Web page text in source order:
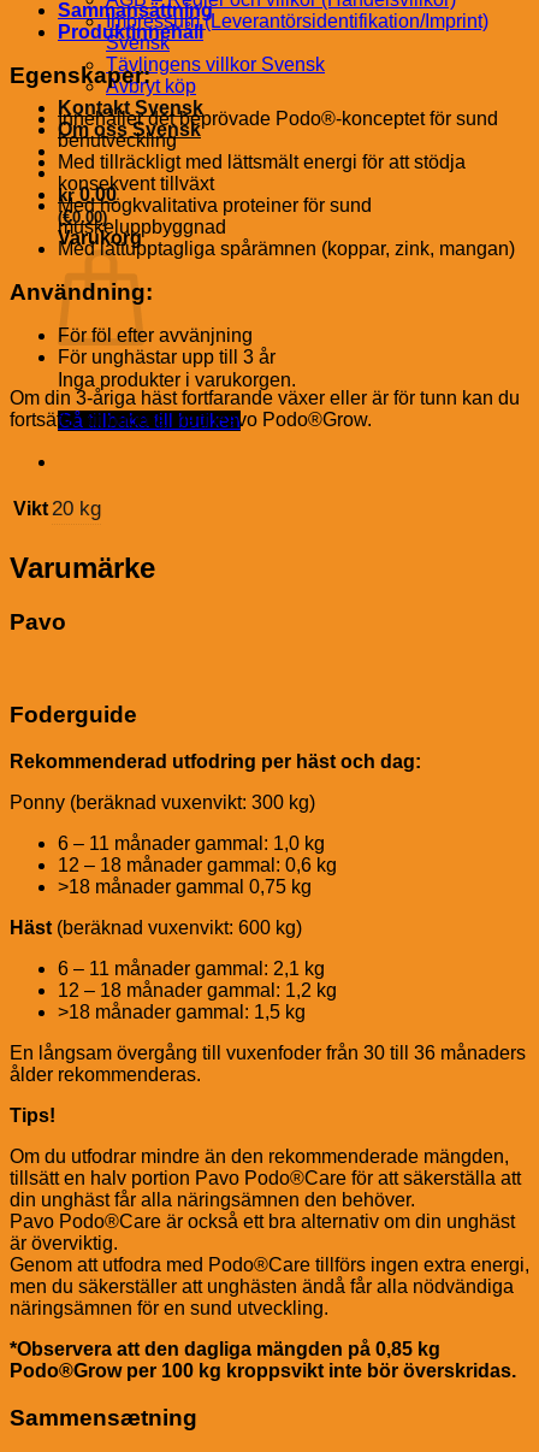
Impressum (Leverantörsidentifikation/Imprint)
Svensk
Tävlingens villkor Svensk
Avbryt köp
Kontakt Svensk
Om oss Svensk
kr0.00
(€0.00)
Varukorg
Inga produkter i varukorgen.
Gå tillbaka till butiken
Sammansättning
Produktinnehåll
Egenskaper:
Innehåller det beprövade Podo®-konceptet för sund
benutveckling
Med tillräckligt med lättsmält energi för att stödja
konsekvent tillväxt
Med högkvalitativa proteiner för sund
muskeluppbyggnad
Med lättupptagliga spårämnen (koppar, zink, mangan)
Användning:
För föl efter avvänjning
För unghästar upp till 3 år
Om din 3-åriga häst fortfarande växer eller är för tunn kan du
fortsätta att utfodra med Pavo Podo®Grow.
Vikt20 kg
Varumärke
Pavo
Foderguide
Rekommenderad utfodring per häst och dag:
Ponny (beräknad vuxenvikt: 300 kg)
6 – 11 månader gammal: 1,0 kg
12 – 18 månader gammal: 0,6 kg
>18 månader gammal 0,75 kg
Häst (beräknad vuxenvikt: 600 kg)
6 – 11 månader gammal: 2,1 kg
12 – 18 månader gammal: 1,2 kg
>18 månader gammal: 1,5 kg
En långsam övergång till vuxenfoder från 30 till 36 månaders
ålder rekommenderas.
Tips!
Om du utfodrar mindre än den rekommenderade mängden,
tillsätt en halv portion Pavo Podo®Care för att säkerställa att
din unghäst får alla näringsämnen den behöver.
Pavo Podo®Care är också ett bra alternativ om din unghäst
är överviktig.
Genom att utfodra med Podo®Care tillförs ingen extra energi,
men du säkerställer att unghästen ändå får alla nödvändiga
näringsämnen för en sund utveckling.
*Observera att den dagliga mängden på 0,85 kg
Podo®Grow per 100 kg kroppsvikt inte bör överskridas.
Sammensætning